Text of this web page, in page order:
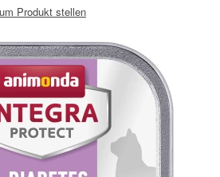
Produkt stellen